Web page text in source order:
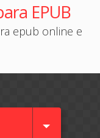
EPUB
epub online e